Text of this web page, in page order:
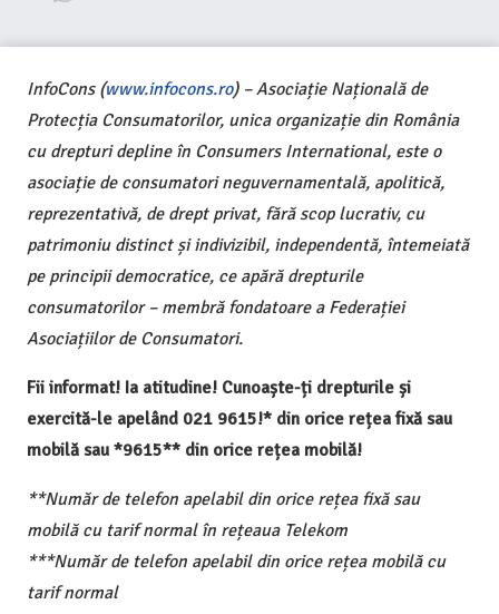
InfoCons (www.infocons.ro) – Asociație Națională de
Protecția Consumatorilor, unica organizație din România
cu drepturi depline în Consumers International, este o
asociație de consumatori neguvernamentală, apolitică,
reprezentativă, de drept privat, fără scop lucrativ, cu
patrimoniu distinct și indivizibil, independentă, întemeiată
pe principii democratice, ce apără drepturile
consumatorilor – membră fondatoare a Federației
Asociațiilor de Consumatori.
Fii informat! Ia atitudine! Cunoaște-ți drepturile și
exercită-le apelând 021 9615!* din orice rețea fixă sau
mobilă sau *9615** din orice rețea mobilă!
**Număr de telefon apelabil din orice rețea fixă sau
mobilă cu tarif normal în rețeaua Telekom
***Număr de telefon apelabil din orice rețea mobilă cu
tarif normal